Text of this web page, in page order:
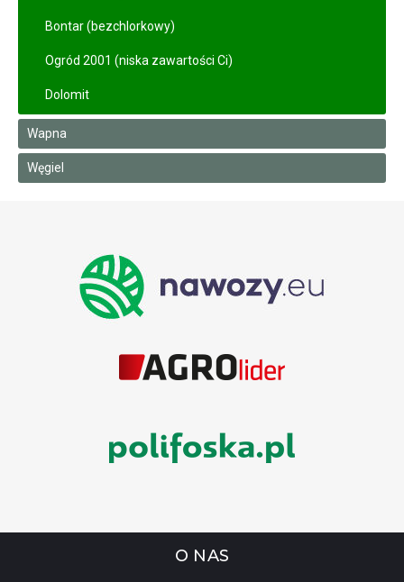
Bontar (bezchlorkowy)
Ogród 2001 (niska zawartości Ci)
Dolomit
Wapna
Węgiel
O NAS